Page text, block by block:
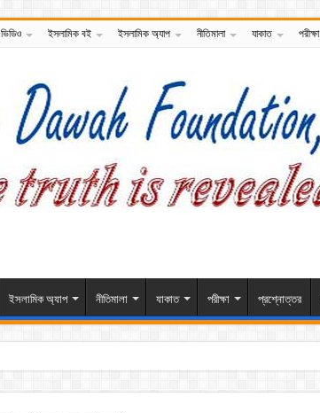
ভিডিও ইসলামিক বই ইসলামিক অ্যাপ নীতিমালা যাকাত পরীক্ষা
ইসলামিক অ্যাপ নীতিমালা যাকাত পরীক্ষা প্রশ্নোত্তর